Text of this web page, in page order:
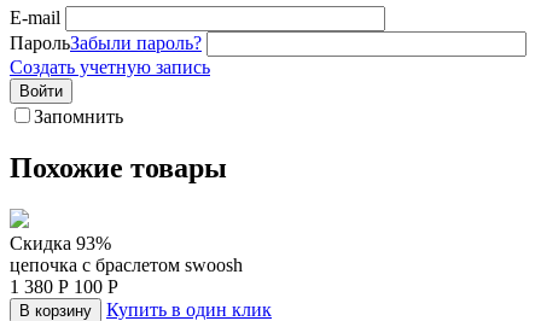
E-mail
ПарольЗабыли пароль?
Создать учетную запись
Войти
Запомнить
Похожие товары
Скидка 93%
цепочка c браслетом swoosh
1 380 Р 100 Р
В корзину
Купить в один клик